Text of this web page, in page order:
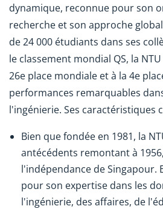
dynamique, reconnue pour son
recherche et son approche
de 24 000 étudiants dans ses
le classement mondial QS, la
26e place mondiale et à la 4e
performances remarquables
l'ingénierie. Ses caractéristiques
Bien que fondée en 1981, la
antécédents remontant à
l'indépendance de Singapour.
pour son expertise dans les
l'ingénierie, des affaires, de